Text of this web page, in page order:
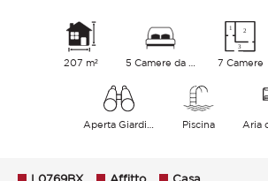
207 m² 7 Camere
Piscina